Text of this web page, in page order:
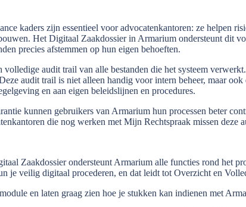
kaders zijn essentieel voor advocatenkantoren: ze helpen
Het Digitaal Zaakdossier in Armarium ondersteunt dit
precies afstemmen op hun eigen behoeften.
volledige audit trail van alle bestanden die het systeem
audit trail is niet alleen handig voor intern beheer, maar
en aan eigen beleidslijnen en procedures.
kunnen gebruikers van Armarium hun processen beter
die nog werken met Mijn Rechtspraak missen deze
Zaakdossier ondersteunt Armarium alle functies rond het
je veilig digitaal procederen, en dat leidt tot Overzicht en
en laten graag zien hoe je stukken kan indienen met